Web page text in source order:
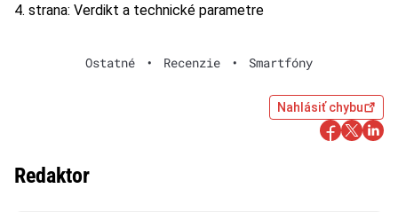
4. strana: Verdikt a technické parametre
Ostatné • Recenzie • Smartfóny
Nahlásiť chybu
Redaktor